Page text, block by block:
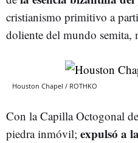
cristianismo primitivo a
doliente del mundo semita,
Houston Chapel / ROTHKO
Con la Capilla Octogonal
piedra inmóvil; expulsó a